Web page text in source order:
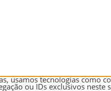
usamos tecnologias como
ou IDs exclusivos